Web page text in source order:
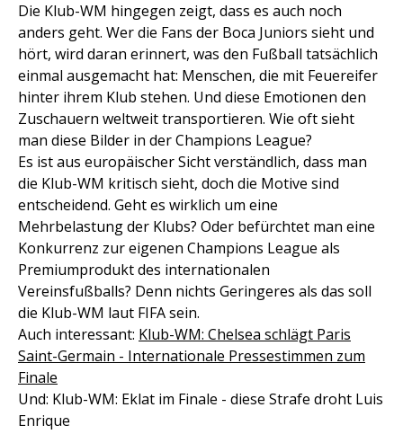
Die Klub-WM hingegen zeigt, dass es auch noch
anders geht. Wer die Fans der Boca Juniors sieht und
hört, wird daran erinnert, was den Fußball tatsächlich
einmal ausgemacht hat: Menschen, die mit Feuereifer
hinter ihrem Klub stehen. Und diese Emotionen den
Zuschauern weltweit transportieren. Wie oft sieht
man diese Bilder in der Champions League?
Es ist aus europäischer Sicht verständlich, dass man
die Klub-WM kritisch sieht, doch die Motive sind
entscheidend. Geht es wirklich um eine
Mehrbelastung der Klubs? Oder befürchtet man eine
Konkurrenz zur eigenen Champions League als
Premiumprodukt des internationalen
Vereinsfußballs? Denn nichts Geringeres als das soll
die Klub-WM laut FIFA sein.
Auch interessant: Klub-WM: Chelsea schlägt Paris
Saint-Germain - Internationale Pressestimmen zum
Finale
Und: Klub-WM: Eklat im Finale - diese Strafe droht Luis
Enrique